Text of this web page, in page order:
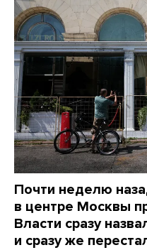
Почти неделю
в центре Москвы
Власти сразу
и сразу же